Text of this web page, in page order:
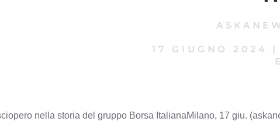
17 GIUGNO 2024 |
nella storia del gruppo Borsa ItalianaMilano, 17 giu.